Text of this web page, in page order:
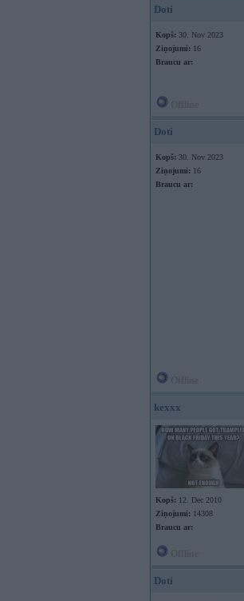
Doti
Kopš: 30. Nov 2023
Ziņojumi: 16
Braucu ar:
Doti
Kopš: 30. Nov 2023
Ziņojumi: 16
Braucu ar:
kexxx
Kopš: 12. Dec 2010
Ziņojumi: 14308
Braucu ar:
Doti